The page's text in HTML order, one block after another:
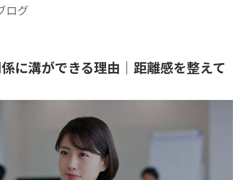
ログ
に溝ができる理由｜距離感を整えて